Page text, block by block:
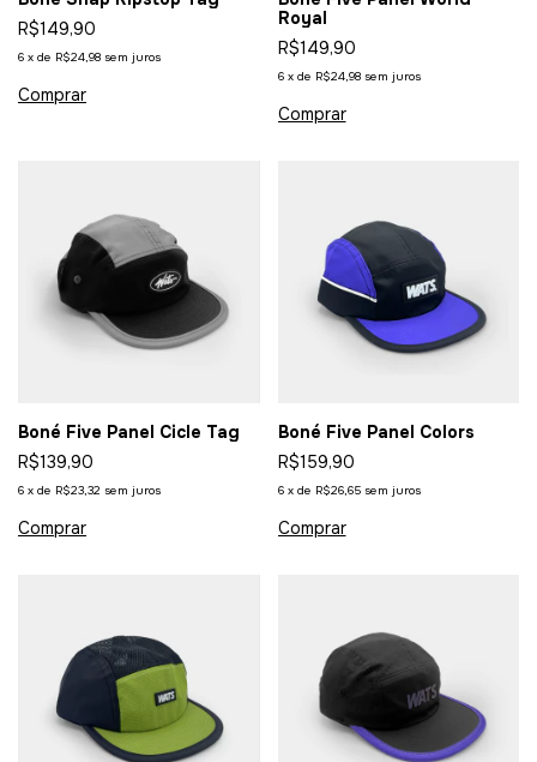
R$149,90
6 x de R$24,98 sem juros
Royal
R$149,90
6 x de R$24,98 sem juros
Boné Five Panel Cicle Tag
R$139,90
6 x de R$23,32 sem juros
Boné Five Panel Colors
R$159,90
6 x de R$26,65 sem juros